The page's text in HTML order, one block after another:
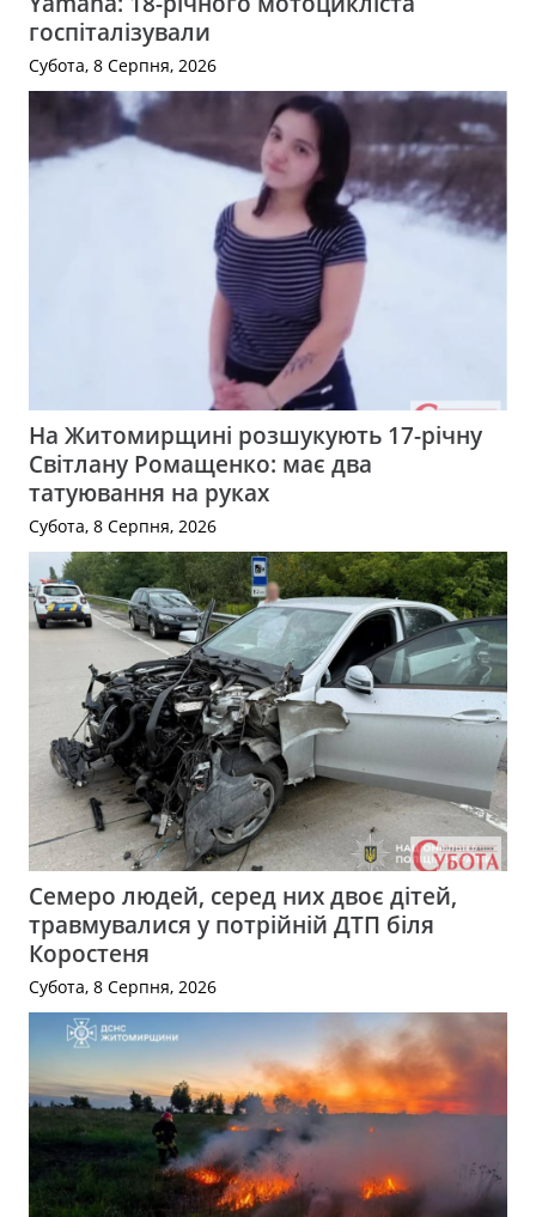
госпіталізували
Субота, 8 Серпня, 2026
На Житомирщині розшукують 17-річну
Світлану Ромащенко: має два
татуювання на руках
Субота, 8 Серпня, 2026
Семеро людей, серед них двоє дітей,
травмувалися у потрійній ДТП біля
Коростеня
Субота, 8 Серпня, 2026